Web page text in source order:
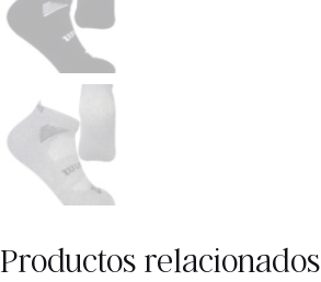
Productos relacionados